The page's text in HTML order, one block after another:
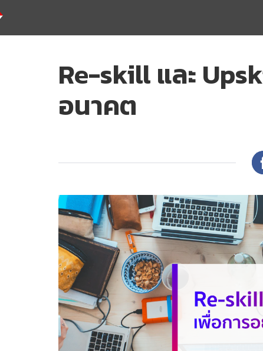
Re-skill และ
อนาคต